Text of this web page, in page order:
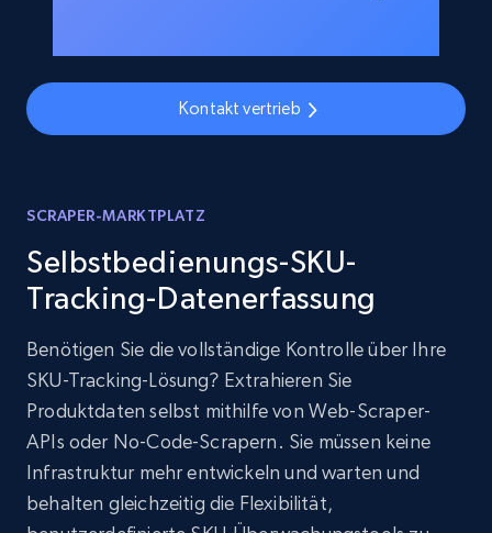
Kontakt vertrieb
SCRAPER-MARKTPLATZ
Selbstbedienungs-SKU-
Tracking-Datenerfassung
Benötigen Sie die vollständige Kontrolle über Ihre
SKU-Tracking-Lösung? Extrahieren Sie
Produktdaten selbst mithilfe von Web-Scraper-
APIs oder No-Code-Scrapern. Sie müssen keine
Infrastruktur mehr entwickeln und warten und
behalten gleichzeitig die Flexibilität,